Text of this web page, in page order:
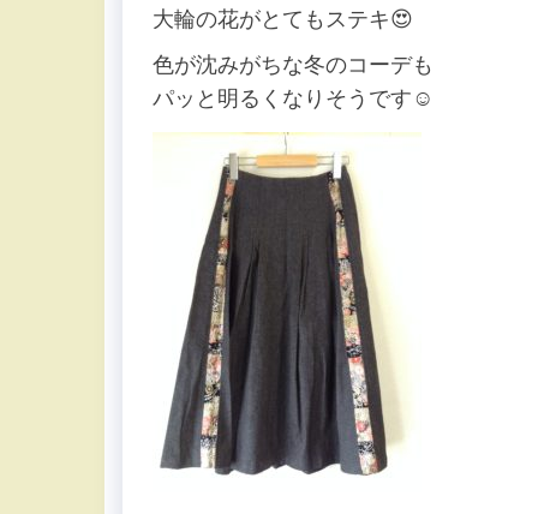
大輪の花がとてもステキ😍
色が沈みがちな冬のコーデも
パッと明るくなりそうです☺️